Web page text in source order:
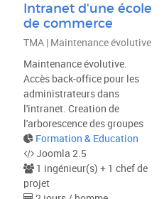
Type de projet
VALIDER
Intranet d'une école
de commerce
TMA | Maintenance évolutive
Maintenance évolutive.
Accès back-office pour les
administrateurs dans
l'intranet. Creation de
l'arborescence des groupes
Formation & Education
Joomla 2.5
1 ingénieur(s) + 1 chef de
projet